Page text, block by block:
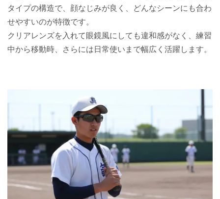
タイプの構造で、顔なじみが良く、どんなシーンにも合わ
せやすいのが特徴です。
クリアレンズを入れて眼鏡風にしても違和感がなく、練習
中から移動時、さらには日常使いまで幅広く活躍します。